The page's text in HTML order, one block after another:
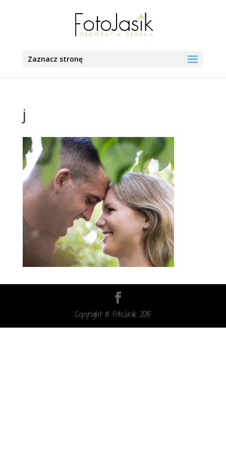
Zaznacz stronę
j
Copyright © FotoJasik 2015